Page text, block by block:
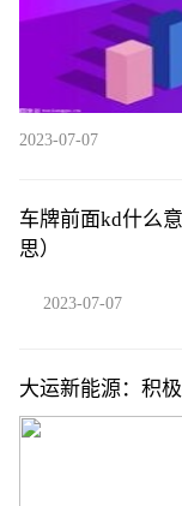
2023-07-07
车牌前面kd什么
思）
2023-07-07
大运新能源：积
牌力